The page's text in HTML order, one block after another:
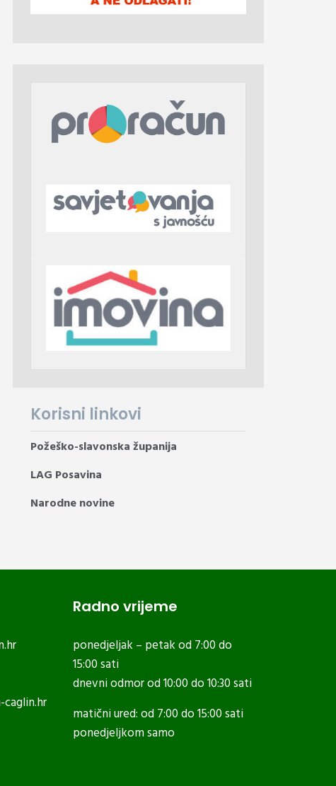
Korisni linkovi
Požeško-slavonska županija
LAG Posavina
Narodne novine
Radno vrijeme
ponedjeljak – petak od 7:00 do
15:00 sati
dnevni odmor od 10:00 do 10:30 sati
matični ured: od 7:00 do 15:00 sati
ponedjeljkom samo